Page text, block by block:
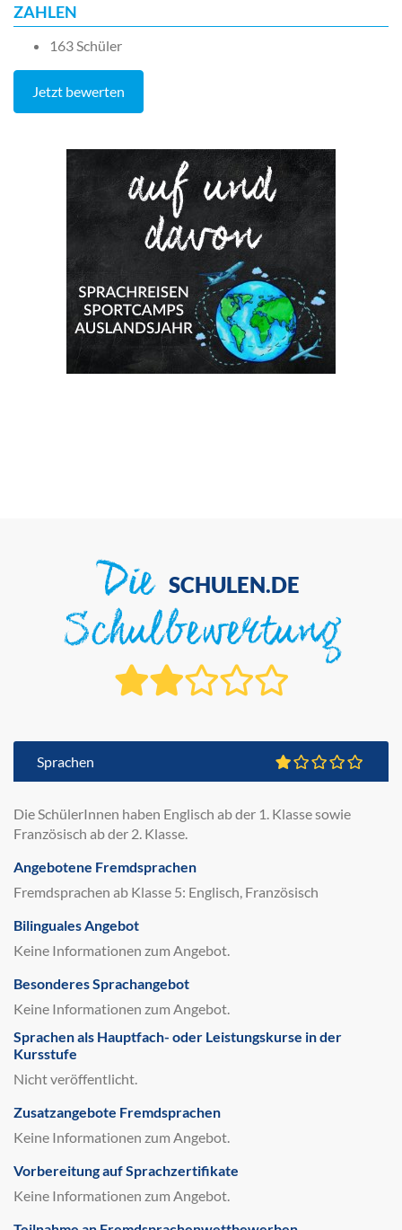
ZAHLEN
163 Schüler
Jetzt bewerten
Die SCHULEN.DE
Schulbewertung
Sprachen
Die SchülerInnen haben Englisch ab der 1. Klasse sowie
Französisch ab der 2. Klasse.
Angebotene Fremdsprachen
Fremdsprachen ab Klasse 5: Englisch, Französisch
Bilinguales Angebot
Keine Informationen zum Angebot.
Besonderes Sprachangebot
Keine Informationen zum Angebot.
Sprachen als Hauptfach- oder Leistungskurse in der
Kursstufe
Nicht veröffentlicht.
Zusatzangebote Fremdsprachen
Keine Informationen zum Angebot.
Vorbereitung auf Sprachzertifikate
Keine Informationen zum Angebot.